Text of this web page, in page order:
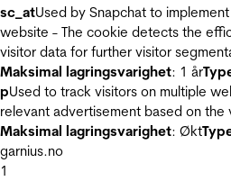
sc_atUsed by Snapchat to
website - The cookie detects the
visitor data for further visitor
Maksimal lagringsvarighet: 1 år
pUsed to track visitors on multiple
relevant advertisement based on the
Maksimal lagringsvarighet: Økt
garnius.no
1